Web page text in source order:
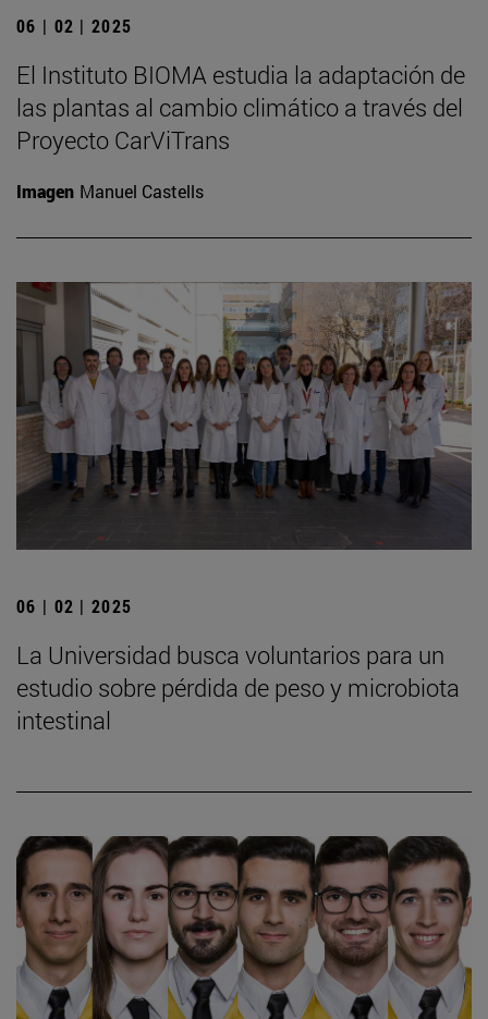
06 | 02 | 2025
El Instituto BIOMA estudia la adaptación de
las plantas al cambio climático a través del
Proyecto CarViTrans
Imagen Manuel Castells
06 | 02 | 2025
La Universidad busca voluntarios para un
estudio sobre pérdida de peso y microbiota
intestinal